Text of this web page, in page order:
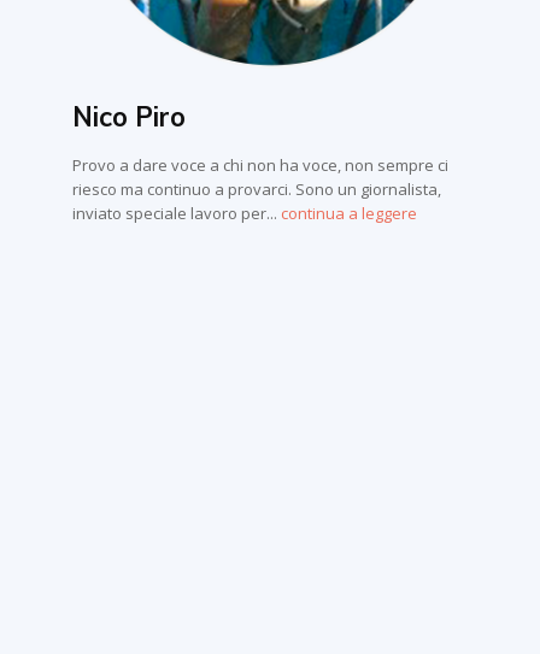
Nico Piro
Provo a dare voce a chi non ha voce, non sempre ci
riesco ma continuo a provarci. Sono un giornalista,
inviato speciale lavoro per... continua a leggere